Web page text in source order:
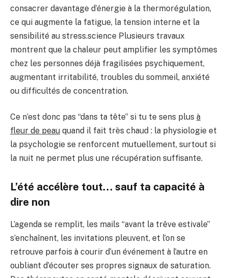
consacrer davantage d’énergie à la thermorégulation,
ce qui augmente la fatigue, la tension interne et la
sensibilité au stress.science Plusieurs travaux
montrent que la chaleur peut amplifier les symptômes
chez les personnes déjà fragilisées psychiquement,
augmentant irritabilité, troubles du sommeil, anxiété
ou difficultés de concentration.
Ce n’est donc pas “dans ta tête” si tu te sens plus à
fleur de peau quand il fait très chaud : la physiologie et
la psychologie se renforcent mutuellement, surtout si
la nuit ne permet plus une récupération suffisante.
L’été accélère tout… sauf ta capacité à
dire non
L’agenda se remplit, les mails “avant la trêve estivale”
s’enchaînent, les invitations pleuvent, et l’on se
retrouve parfois à courir d’un événement à l’autre en
oubliant d’écouter ses propres signaux de saturation.